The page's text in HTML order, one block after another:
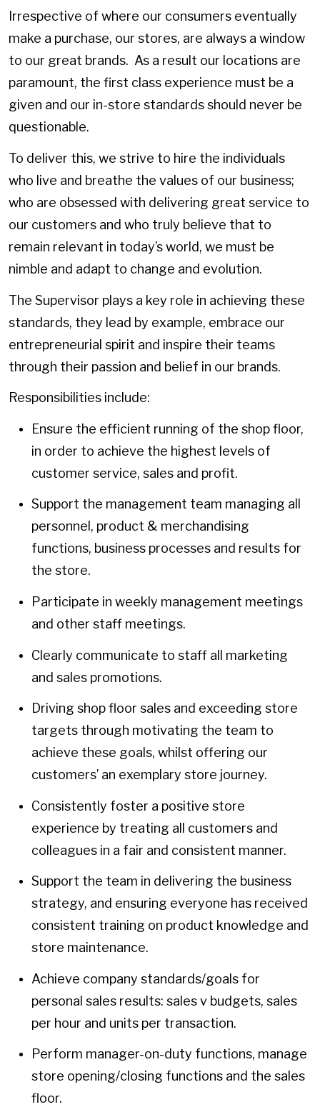
Irrespective of where our consumers eventually
make a purchase, our stores, are always a window
to our great brands. As a result our locations are
paramount, the first class experience must be a
given and our in-store standards should never be
questionable.
To deliver this, we strive to hire the individuals
who live and breathe the values of our business;
who are obsessed with delivering great service to
our customers and who truly believe that to
remain relevant in today’s world, we must be
nimble and adapt to change and evolution.
The Supervisor plays a key role in achieving these
standards, they lead by example, embrace our
entrepreneurial spirit and inspire their teams
through their passion and belief in our brands.
Responsibilities include:
Ensure the efficient running of the shop floor,
in order to achieve the highest levels of
customer service, sales and profit.
Support the management team managing all
personnel, product & merchandising
functions, business processes and results for
the store.
Participate in weekly management meetings
and other staff meetings.
Clearly communicate to staff all marketing
and sales promotions.
Driving shop floor sales and exceeding store
targets through motivating the team to
achieve these goals, whilst offering our
customers’ an exemplary store journey.
Consistently foster a positive store
experience by treating all customers and
colleagues in a fair and consistent manner.
Support the team in delivering the business
strategy, and ensuring everyone has received
consistent training on product knowledge and
store maintenance.
Achieve company standards/goals for
personal sales results: sales v budgets, sales
per hour and units per transaction.
Perform manager-on-duty functions, manage
store opening/closing functions and the sales
floor.